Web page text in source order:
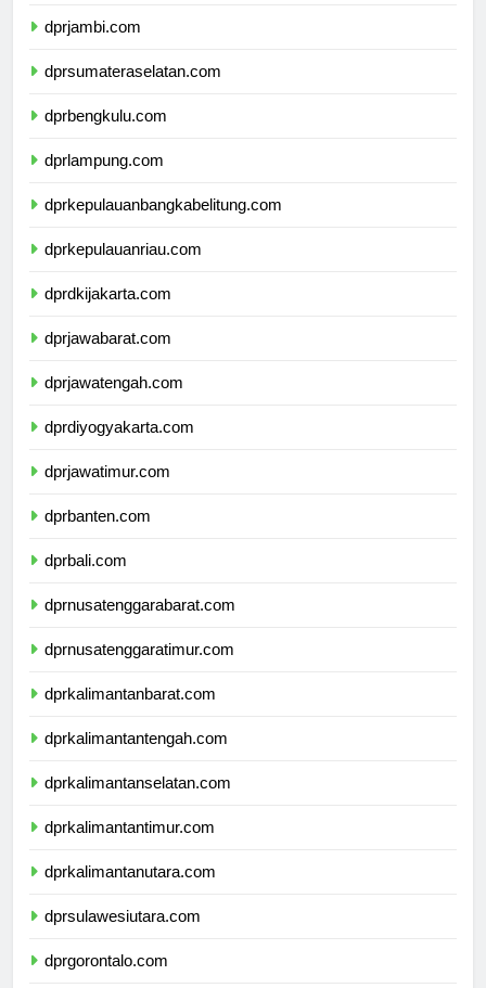
dprjambi.com
dprsumateraselatan.com
dprbengkulu.com
dprlampung.com
dprkepulauanbangkabelitung.com
dprkepulauanriau.com
dprdkijakarta.com
dprjawabarat.com
dprjawatengah.com
dprdiyogyakarta.com
dprjawatimur.com
dprbanten.com
dprbali.com
dprnusatenggarabarat.com
dprnusatenggaratimur.com
dprkalimantanbarat.com
dprkalimantantengah.com
dprkalimantanselatan.com
dprkalimantantimur.com
dprkalimantanutara.com
dprsulawesiutara.com
dprgorontalo.com